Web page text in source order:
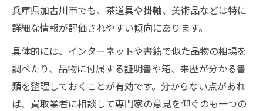
兵庫県加古川市でも、茶道具や掛軸、美術品などは特に
詳細な情報が評価されやすい傾向にあります。
具体的には、インターネットや書籍で似た品物の相場を
調べたり、品物に付属する証明書や箱、来歴が分かる書
類を整理しておくことが有効です。分からない点があれ
ば、買取業者に相談して専門家の意見を仰ぐのも一つの